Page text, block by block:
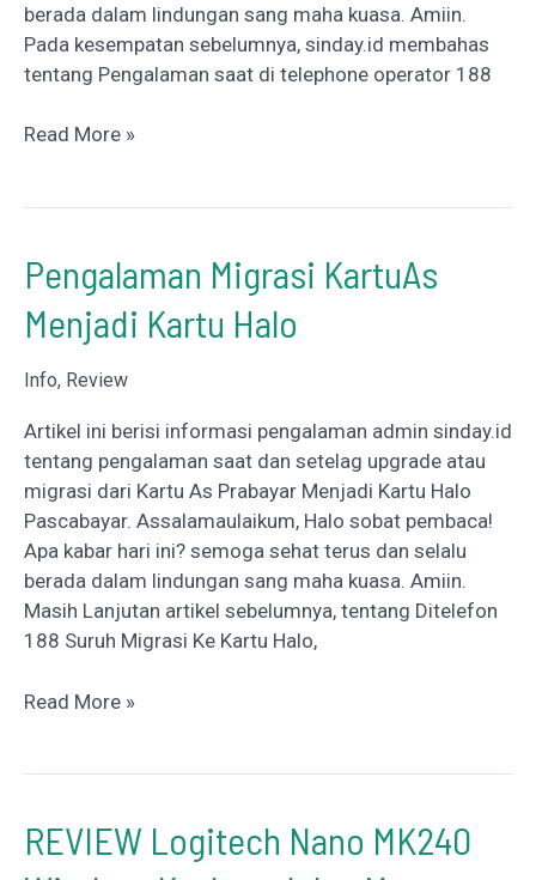
berada dalam lindungan sang maha kuasa. Amiin.
Pada kesempatan sebelumnya, sinday.id membahas
tentang Pengalaman saat di telephone operator 188
Pengalaman
Grapari
Read More »
Pengalaman Migrasi KartuAs
Menjadi Kartu Halo
Info, Review
Artikel ini berisi informasi pengalaman admin sinday.id
tentang pengalaman saat dan setelag upgrade atau
migrasi dari Kartu As Prabayar Menjadi Kartu Halo
Pascabayar. Assalamaulaikum, Halo sobat pembaca!
Apa kabar hari ini? semoga sehat terus dan selalu
berada dalam lindungan sang maha kuasa. Amiin.
Masih Lanjutan artikel sebelumnya, tentang Ditelefon
188 Suruh Migrasi Ke Kartu Halo,
Pengalaman
Halo
Read More »
REVIEW Logitech Nano MK240